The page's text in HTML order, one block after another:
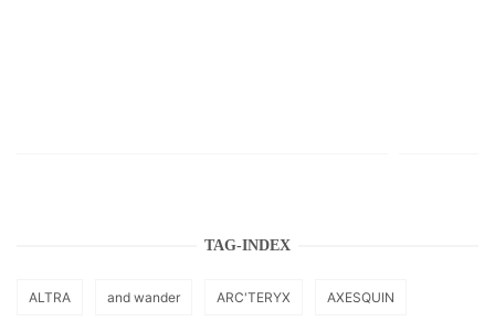
TAG-INDEX
ALTRA and wander ARC'TERYX AXESQUIN